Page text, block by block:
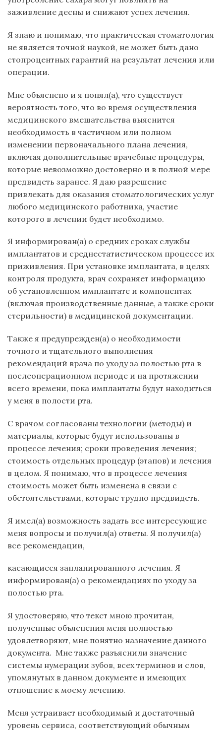
заживление десны и снижают успех лечения.
Я знаю и понимаю, что практическая стоматология
не является точной наукой, не может быть дано
стопроцентных гарантий на результат лечения или
операции.
Мне объяснено и я понял(а), что существует
вероятность того, что во время осуществления
медицинского вмешательства выяснится
необходимость в частичном или полном
изменении первоначального плана лечения,
включая дополнительные врачебные процедуры,
которые невозможно достоверно и в полной мере
предвидеть заранее. Я даю разрешение
привлекать для оказания стоматологических услуг
любого медицинского работника, участие
которого в лечении будет необходимо.
Я информирован(а) о средних сроках службы
имплантатов и среднестатистическом процессе их
приживления. При установке имплантата, в целях
контроля продукта, врач сохраняет информацию
об установленном имплантате и компонентах
(включая производственные данные, а также сроки
стерильности) в медицинской документации.
Также я предупрежден(а) о необходимости
точного и тщательного выполнения
рекомендаций врача по уходу за полостью рта в
послеоперационном периоде и на протяжении
всего времени, пока имплантаты будут находиться
у меня в полости рта.
С врачом согласованы технологии (методы) и
материалы, которые будут использованы в
процессе лечения; сроки проведения лечения;
стоимость отдельных процедур (этапов) и лечения
в целом. Я понимаю, что в процессе лечения
стоимость может быть изменена в связи с
обстоятельствами, которые трудно предвидеть.
Я имел(а) возможность задать все интересующие
меня вопросы и получил(а) ответы. Я получил(а)
все рекомендации,
касающиеся запланированного лечения. Я
информирован(а) о рекомендациях по уходу за
полостью рта.
Я удостоверяю, что текст мною прочитан,
полученные объяснения меня полностью
удовлетворяют, мне понятно назначение данного
документа. Мне также разъяснили значение
системы нумерации зубов, всех терминов и слов,
упомянутых в данном документе и имеющих
отношение к моему лечению.
Меня устраивает необходимый и достаточный
уровень сервиса, соответствующий обычным